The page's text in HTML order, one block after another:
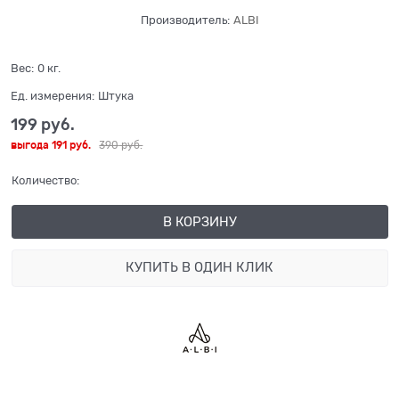
Производитель: ALBI
Вес: 0 кг.
Ед. измерения: Штука
390 руб.
199 руб.
выгода 191 руб.
Количество:
В КОРЗИНУ
КУПИТЬ В ОДИН КЛИК